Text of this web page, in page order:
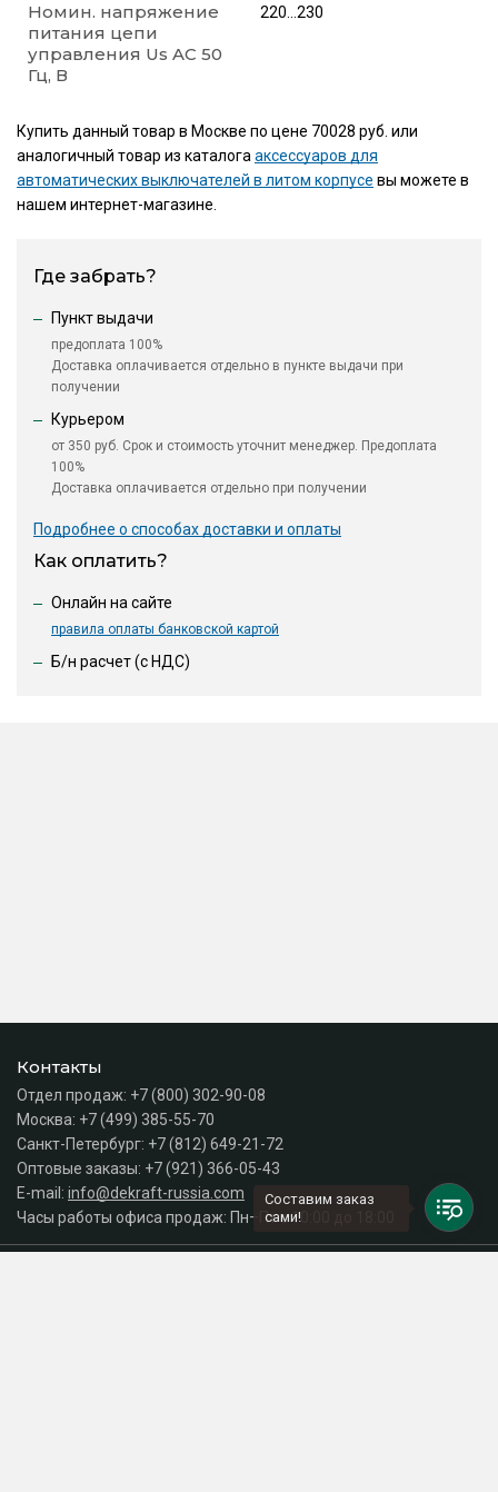
Номин. напряжение
питания цепи
управления Us AC 50
Гц, В
220...230
Купить данный товар в Москве по цене 70028 руб. или
аналогичный товар из каталогааксессуаров для
автоматических выключателей в литом корпусе вы можете в
нашем интернет-магазине.
Где забрать?
Пункт выдачи
предоплата 100%
Доставка оплачивается отдельно в пункте выдачи при
получении
Курьером
от 350 руб. Срок и стоимость уточнит менеджер. Предоплата
100%
Доставка оплачивается отдельно при получении
Подробнее о способах доставки и оплаты
Как оплатить?
Онлайн на сайте
правила оплаты банковской картой
Б/н расчет (c НДС)
Контакты
Отдел продаж: +7 (800) 302-90-08
Москва: +7 (499) 385-55-70
Санкт-Петербург: +7 (812) 649-21-72
Оптовые заказы: +7 (921) 366-05-43
E-mail: info@dekraft-russia.com
Часы работы офиса продаж: Пн–Пт с 10:00 до 18:00
Составим заказ
сами!